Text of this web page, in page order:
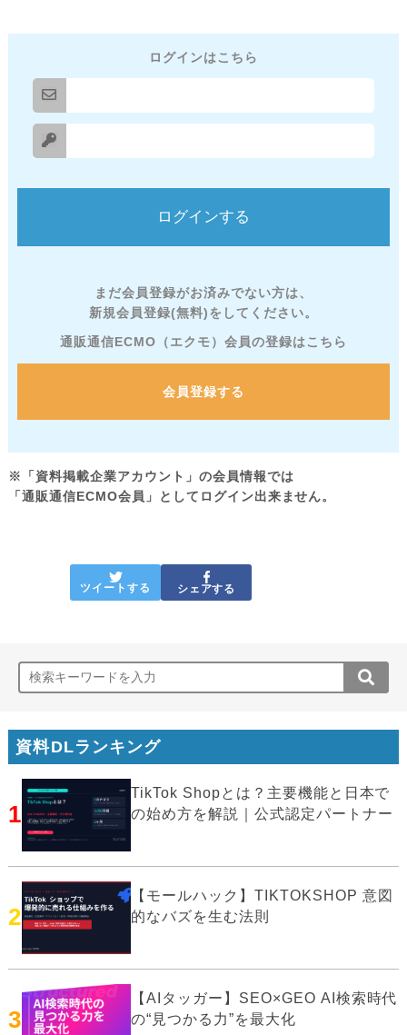
ログインはこちら
まだ会員登録がお済みでない方は、
新規会員登録(無料)をしてください。
通販通信ECMO（エクモ）会員の登録はこちら
会員登録する
※「資料掲載企業アカウント」の会員情報では
「通販通信ECMO会員」としてログイン出来ません。
ツイートする シェアする
資料DLランキング
1
TikTok Shopとは？主要機能と日本で
の始め方を解説｜公式認定パートナー
2
【モールハック】TIKTOKSHOP 意図
的なバズを生む法則
3
【AIタッガー】SEO×GEO AI検索時代
の“見つかる力”を最大化